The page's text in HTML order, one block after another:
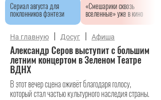
Сериал августа для
поклонников фэнтези
«Смешарики сквозь
вселенные» уже в кино
На главную | Досуг | Афиша
Александр Серов выступит с большим
летним концертом в Зеленом Театре
ВДНХ
В этот вечер сцена оживёт благодаря голосу,
который стал частью культурного наследия страны.